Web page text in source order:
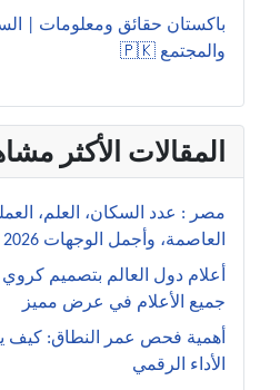
باكستان حقائق ومعلومات |
والمجتمع 🇵🇰
المقالات الأكثر
مصر : عدد السكان، العلم،
العاصمة، وأجمل الوجهات 2026 🇪🇬
جميع الأعلام في عرض مميز
أهمية فحص عمر النطاق: كيف
الأداء الرقمي